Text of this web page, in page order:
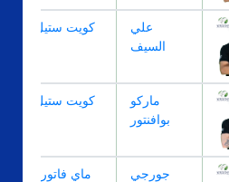
علي
السيف
كويت ستيل
ماركو
بوافنتور
كويت ستيل
جورجي
ماي فاتورة